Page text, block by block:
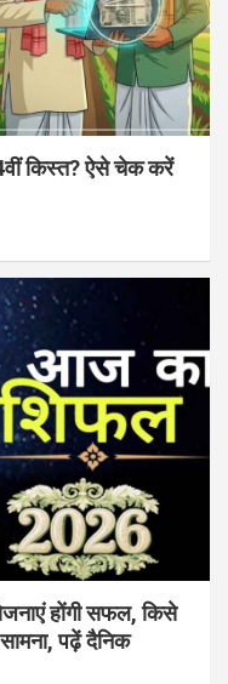
किस्त? ऐसे चेक करें
होंगी सफल, किसे
पढ़ें दैनिक